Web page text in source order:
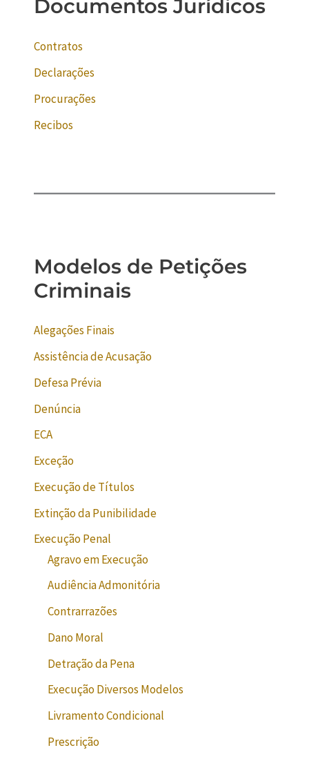
Documentos Jurídicos
Contratos
Declarações
Procurações
Recibos
Modelos de Petições
Criminais
Alegações Finais
Assistência de Acusação
Defesa Prévia
Denúncia
ECA
Exceção
Execução de Títulos
Extinção da Punibilidade
Execução Penal
Agravo em Execução
Audiência Admonitória
Contrarrazões
Dano Moral
Detração da Pena
Execução Diversos Modelos
Livramento Condicional
Prescrição